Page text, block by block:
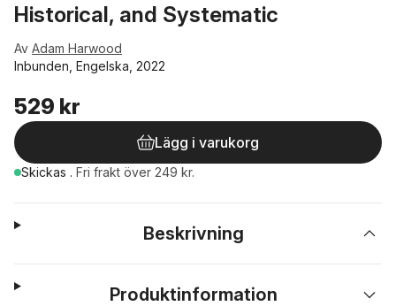
Historical, and Systematic
Av Adam Harwood
Inbunden, Engelska, 2022
529 kr
Lägg i varukorg
Skickas . Fri frakt över 249 kr.
Beskrivning
Produktinformation